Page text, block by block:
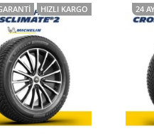
HIZLI KARGO 24